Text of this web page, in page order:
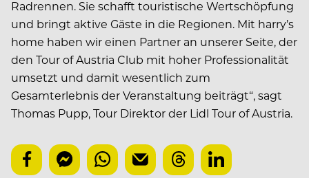
Radrennen. Sie schafft touristische Wertschöpfung
und bringt aktive Gäste in die Regionen. Mit harry’s
home haben wir einen Partner an unserer Seite, der
den Tour of Austria Club mit hoher Professionalität
umsetzt und damit wesentlich zum
Gesamterlebnis der Veranstaltung beiträgt“, sagt
Thomas Pupp, Tour Direktor der Lidl Tour of Austria.